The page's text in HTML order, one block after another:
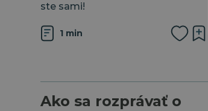
ste sami!
1 min
Ako sa rozprávať o